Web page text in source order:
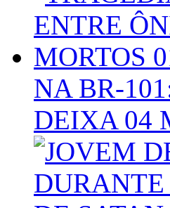
NA BR-
DEIXA 04